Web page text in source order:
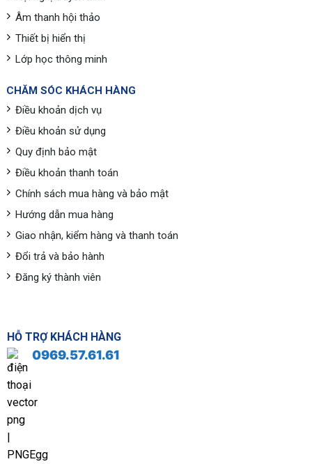
Âm thanh hội thảo
Thiết bị hiển thị
Lớp học thông minh
CHĂM SÓC KHÁCH HÀNG
Điều khoản dịch vụ
Điều khoản sử dụng
Quy định bảo mật
Điều khoản thanh toán
Chính sách mua hàng và bảo mật
Hướng dẫn mua hàng
Giao nhận, kiểm hàng và thanh toán
Đổi trả và bảo hành
Đăng ký thành viên
HỖ TRỢ KHÁCH HÀNG
0969.57.61.61